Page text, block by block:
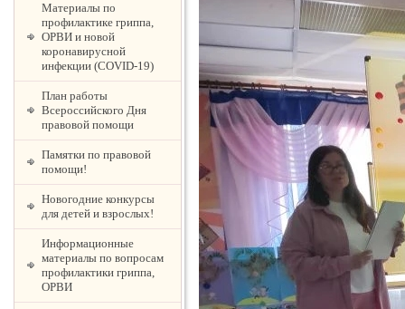
Материалы по
профилактике гриппа,
ОРВИ и новой
коронавирусной
инфекции (COVID-19)
План работы
Всероссийского Дня
правовой помощи
Памятки по правовой
помощи!
Новогодние конкурсы
для детей и взрослых!
Информационные
материалы по вопросам
профилактики гриппа,
ОРВИ